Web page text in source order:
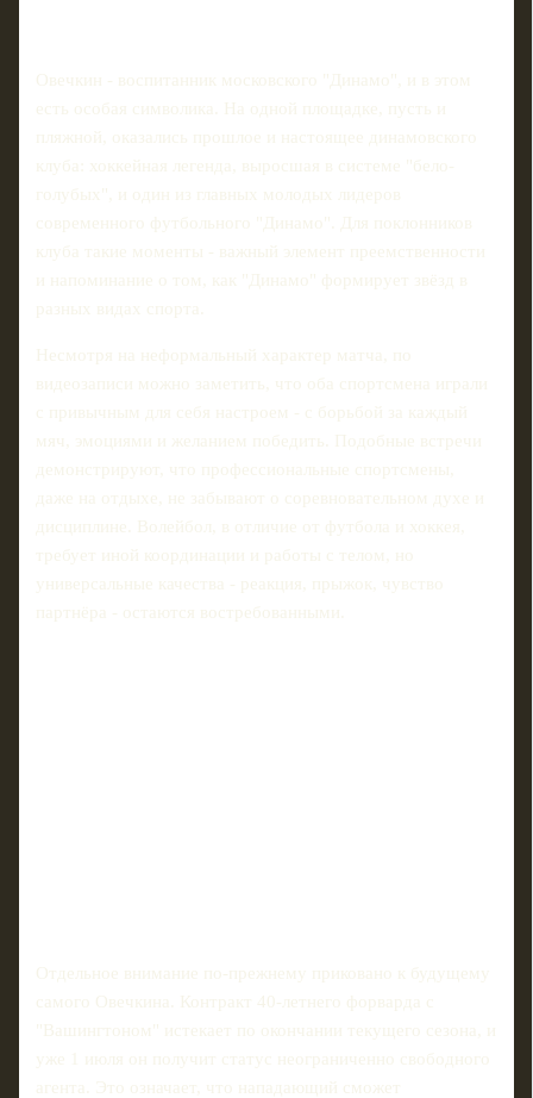
Овечкин - воспитанник московского "Динамо", и в этом
есть особая символика. На одной площадке, пусть и
пляжной, оказались прошлое и настоящее динамовского
клуба: хоккейная легенда, выросшая в системе "бело-
голубых", и один из главных молодых лидеров
современного футбольного "Динамо". Для поклонников
клуба такие моменты - важный элемент преемственности
и напоминание о том, как "Динамо" формирует звёзд в
разных видах спорта.
Несмотря на неформальный характер матча, по
видеозаписи можно заметить, что оба спортсмена играли
с привычным для себя настроем - с борьбой за каждый
мяч, эмоциями и желанием победить. Подобные встречи
демонстрируют, что профессиональные спортсмены,
даже на отдыхе, не забывают о соревновательном духе и
дисциплине. Волейбол, в отличие от футбола и хоккея,
требует иной координации и работы с телом, но
универсальные качества - реакция, прыжок, чувство
партнёра - остаются востребованными.
Отдельное внимание по‑прежнему приковано к будущему
самого Овечкина. Контракт 40‑летнего форварда с
"Вашингтоном" истекает по окончании текущего сезона, и
уже 1 июля он получит статус неограниченно свободного
агента. Это означает, что нападающий сможет